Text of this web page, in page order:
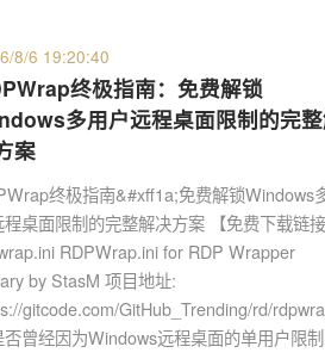
8/6 19:20:40
终极指南：免费解锁
多用户远程桌面限制的完
案
终极指南&#xff1a;免费解锁Windows
程桌面限制的完整解决方案 【免费下载链接
RDPWrap.ini for RDP Wrapper
by StasM 项目地址:
gitcode.com/GitHub_Trending/rd/
否曾经因为Windows远程桌面的单用户限